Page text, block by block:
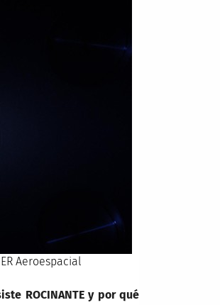
Aeroespacial
ROCINANTE y por qué